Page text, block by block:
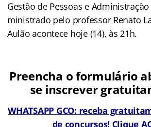
Gestão de Pessoas e Administração
ministrado pelo professor Renato
Aulão acontece hoje (14), às 21h.
Preencha o formulário
se inscrever
WHATSAPP GCO: receba
de concursos! Clique